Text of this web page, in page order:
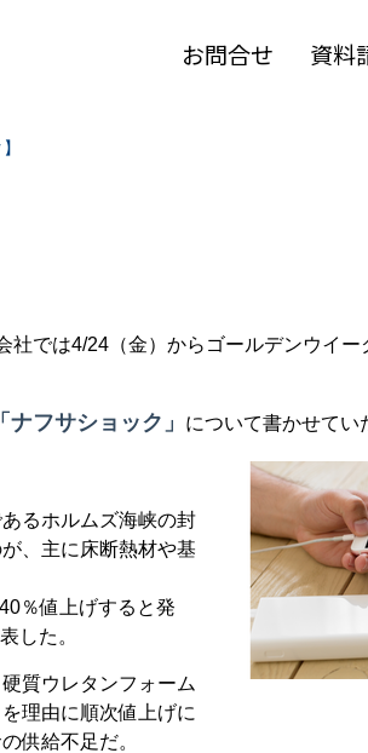
お問合せ 資料
社では4/24 （金）からゴールデンウイ
「ナフサショック」 について書かせてい
るホルムズ海峡の封
、主に床断熱材や基
40％値上げすると発
した。
質ウレタンフォーム
理由に順次値上げに
供給不足だ。